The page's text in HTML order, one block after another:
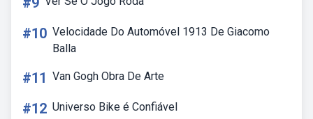
#10 Velocidade Do Automóvel 1913 De Giacomo
Balla
#11 Van Gogh Obra De Arte
#12 Universo Bike é Confiável